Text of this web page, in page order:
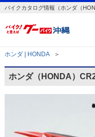
バイクカタログ情報（ホンダ（
ホンダ | HONDA ＞
ホンダ（HONDA）